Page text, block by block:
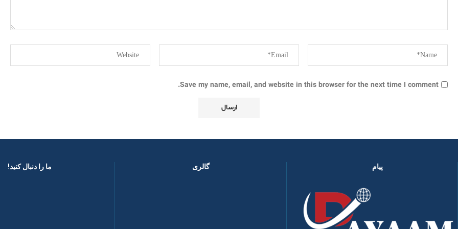
Save my name, email, and website in this browser for the next time I comment.
پیام گالری ما را دنبال کنید! ​